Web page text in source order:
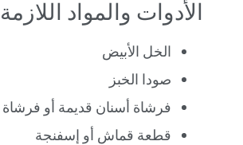
الأدوات والمواد اللازمة
الخل الأبيض
صودا الخبز
فرشاة أسنان قديمة أو
قطعة قماش أو إسفنجة